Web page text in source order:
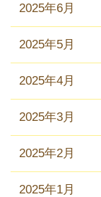
2025年6月
2025年5月
2025年4月
2025年3月
2025年2月
2025年1月